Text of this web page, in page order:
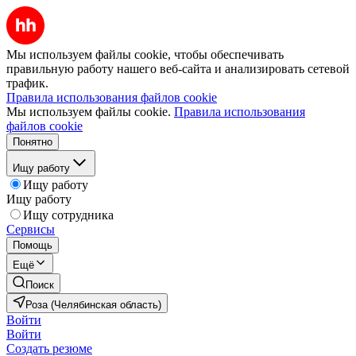
Мы используем файлы cookie, чтобы обеспечивать
правильную работу нашего веб-сайта и анализировать сетевой
трафик.
Правила использования файлов cookie
Мы используем файлы cookie. Правила использования
файлов cookie
Понятно
Ищу работу
Ищу работу
Ищу работу
Ищу сотрудника
Сервисы
Помощь
Ещё
Поиск
Роза (Челябинская область)
Войти
Войти
Создать резюме